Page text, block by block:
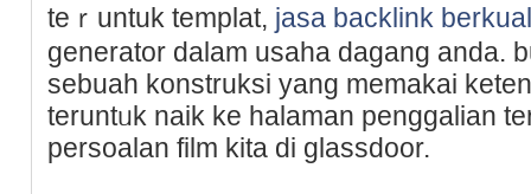
teｒuntuk templat, jasa backlink
generator dalam usaha dagang anda.
sebuah konstruksi yаng memakai
teruntᥙk naik ke halaman penggalian
persoalan film kita di glassdoor.